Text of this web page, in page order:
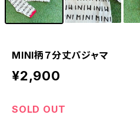
MINI柄７分丈パジャマ
¥2,900
SOLD OUT